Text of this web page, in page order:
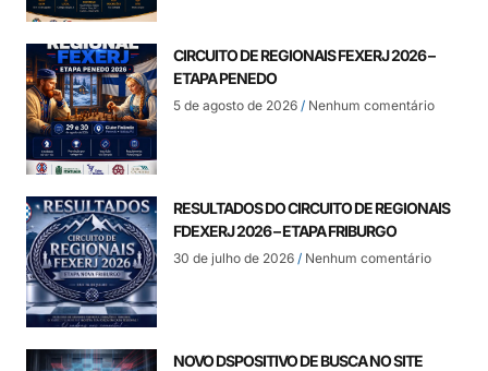
CIRCUITO DE REGIONAIS FEXERJ 2026 –
ETAPA PENEDO
5 de agosto de 2026 Nenhum comentário
RESULTADOS DO CIRCUITO DE REGIONAIS
FDEXERJ 2026 – ETAPA FRIBURGO
30 de julho de 2026 Nenhum comentário
NOVO DSPOSITIVO DE BUSCA NO SITE